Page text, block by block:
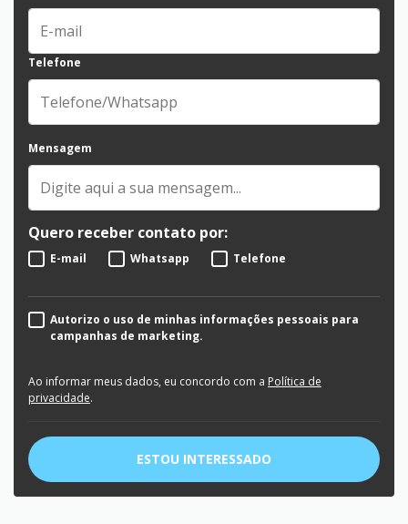
Telefone
Mensagem
Quero receber contato por:
E-mail Whatsapp Telefone
Autorizo o uso de minhas informações pessoais para
campanhas de marketing.
Ao informar meus dados, eu concordo com a Política de
privacidade.
ESTOU INTERESSADO